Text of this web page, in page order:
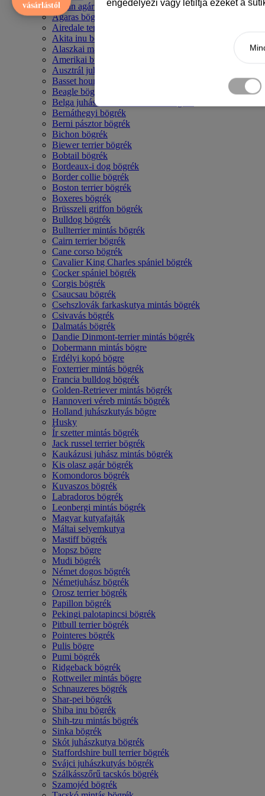
Afgán agár bögrék
Agaras bögrék
Airedale terrier mintás bögre
Akita inu bögrék
Alaszkai malamut bögrék
Amerikai bulldog mintás bögrék
Ausztrál juhászkutya bögrék
Basset hound mintás bögrék
Beagle bögrék
Belga juhász - malinois mintás bögrék
Bernáthegyi bögrék
Berni pásztor bögrék
Bichon bögrék
Biewer terrier bögrék
Bobtail bögrék
Bordeaux-i dog bögrék
Border collie bögrék
Boston terrier bögrék
Boxeres bögrék
Brüsszeli griffon bögrék
Bulldog bögrék
Bullterrier mintás bögrék
Cairn terrier bögrék
Cane corso bögrék
Cavalier King Charles spániel bögrék
Cocker spániel bögrék
Corgis bögrék
Csaucsau bögrék
Csehszlovák farkaskutya mintás bögrék
Csivavás bögrék
Dalmatás bögrék
Dandie Dinmont-terrier mintás bögrék
Dobermann mintás bögre
Erdélyi kopó bögre
Foxterrier mintás bögrék
Francia bulldog bögrék
Golden-Retriever mintás bögrék
Hannoveri véreb mintás bögrék
Holland juhászkutyás bögre
Husky
Ír szetter mintás bögrék
Jack russel terrier bögrék
Kaukázusi juhász mintás bögrék
Kis olasz agár bögrék
Komondoros bögrék
Kuvaszos bögrék
Labradoros bögrék
Leonbergi mintás bögrék
Magyar kutyafajták
Máltai selyemkutya
Mastiff bögrék
Mopsz bögre
Mudi bögrék
Német dogos bögrék
Németjuhász bögrék
Orosz terrier bögrék
Papillon bögrék
Pekingi palotapincsi bögrék
Pitbull terrier bögrék
Pointeres bögrék
Pulis bögre
Pumi bögrék
Ridgeback bögrék
Rottweiler mintás bögre
Schnauzeres bögrék
Shar-pei bögrék
Shiba inu bögrék
Shih-tzu mintás bögrék
Sinka bögrék
Skót juhászkutya bögrék
Staffordshire bull terrier bögrék
Svájci juhászkutyás bögrék
Szálkásszőrű tacskós bögrék
Szamojéd bögrék
vásárlástól
engedélyezi vagy letiltja ezeket a